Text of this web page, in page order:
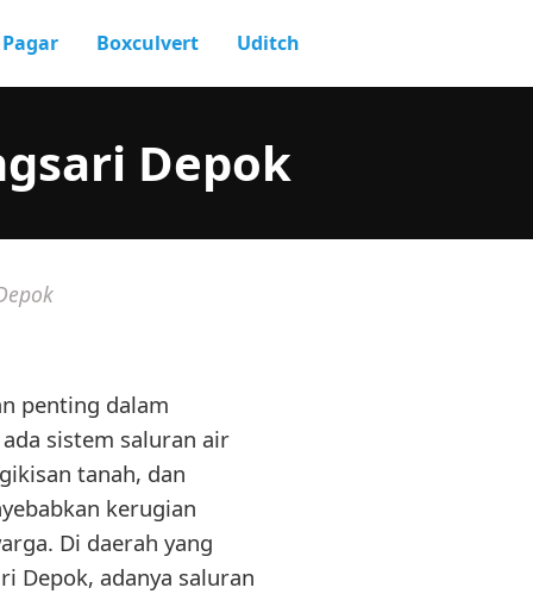
Pagar Boxculvert Uditch
Depok
penting dalam
sistem saluran air
tanah, dan
kerugian
Di daerah yang
Depok, adanya saluran